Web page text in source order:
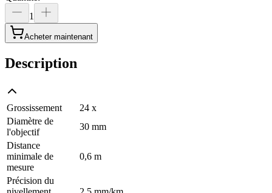
1
Acheter maintenant
Description
Grossissement
24 x
Diamètre de
l'objectif
30 mm
Distance
minimale de
mesure
0,6 m
Précision du